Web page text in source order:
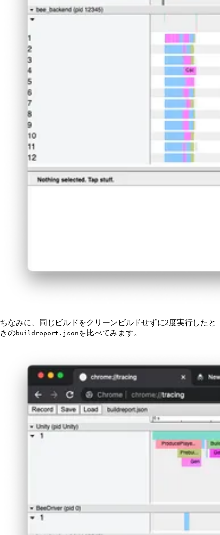
ちなみに、同じビルドをクリーンビルドせずに2度実行したと
きのbuildreport.json を比べてみます。